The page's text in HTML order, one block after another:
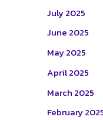
July 2025
June 2025
May 2025
April 2025
March 2025
February